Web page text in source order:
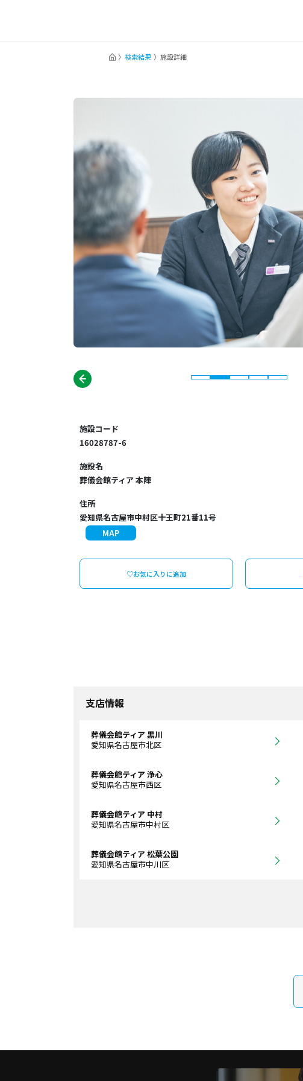
検索結果 施設詳細
施設コード
16028787-6
施設名
葬儀会館ティア 本陣
住所
愛知県名古屋市中村区十王町21番11号
MAP
♡お気に入りに追加
支店情報
葬儀会館ティア 黒川
愛知県名古屋市北区
葬儀会館ティア 浄心
愛知県名古屋市西区
葬儀会館ティア 中村
愛知県名古屋市中村区
葬儀会館ティア 松葉公園
愛知県名古屋市中川区